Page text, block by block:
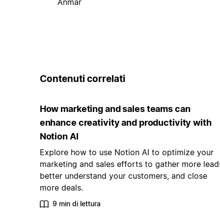
Contenuti correlati
How marketing and sales teams can
enhance creativity and productivity with
Notion AI
Explore how to use Notion AI to optimize your
marketing and sales efforts to gather more
better understand your customers, and close
more deals.
9 min di lettura